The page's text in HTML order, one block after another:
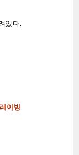
있다.
이빙